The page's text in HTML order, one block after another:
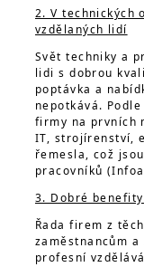
2. V technických
vzdělaných lidí
Svět techniky a
lidi s dobrou
poptávka a
nepotkává.
firmy na prvních
IT, strojírenství,
řemesla, což
pracovníků
3. Dobré
Řada firem z
zaměstnancům
profesní